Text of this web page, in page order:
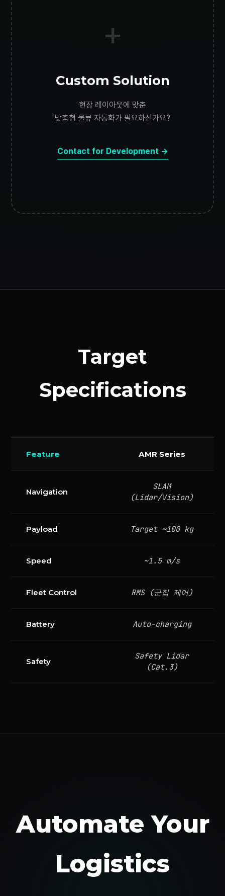
+
Custom Solution
현장 레이아웃에 맞춘
맞춤형 물류 자동화가 필요하신가요?
Contact for Development →
Target
Specifications
Feature AMR Series
Navigation
SLAM
(Lidar/Vision)
Payload Target ~100 kg
Speed ~1.5 m/s
Fleet Control RMS (군집 제어)
Battery Auto-charging
Safety
Safety Lidar
(Cat.3)
Automate Your
Logistics